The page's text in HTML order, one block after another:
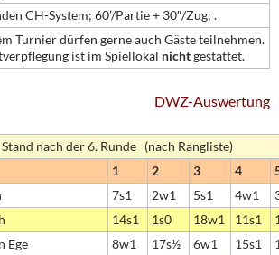
CH-System; 60’/Partie + 30″/Zug; .
Turnier dürfen gerne auch Gäste teilnehmen.
ist im Spiellokal nichtgestattet.
DWZ-Auswertung
nach der 6. Runde (nach Rangliste)
1 2 3 4
7s1 2w1 5s1 4w1
14s1 1s0 18w1 11s1
Ege 8w1 17s½ 6w1 15s1